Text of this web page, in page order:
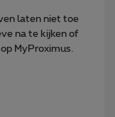
laten niet toe
na te kijken of
MyProximus.